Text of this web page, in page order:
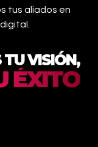
tus aliados en
TU VISIÓN,
ÉXITO